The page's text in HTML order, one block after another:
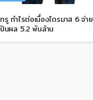
ทรู กำไรต่อเนื่องไตรมาส 6 จ่าย
ปันผล 5.2 พันล้าน